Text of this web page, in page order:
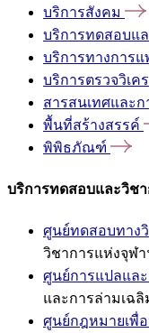
บริการสังคม
บริการทดสอบแ
บริการทางการแ
บริการตรวจวิเ
สารสนเทศและก
พื้นที่สร้างสรรค์
พิพิธภัณฑ์
บริการทดสอบและวิช
ศูนย์ทดสอบทาง
วิชาการแห่งจุฬา
ศูนย์การแปลแล
และการล่ามเฉลิ
ศูนย์กฎหมายเพื่